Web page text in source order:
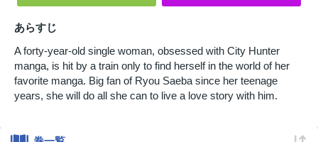
あらすじ
A forty-year-old single woman, obsessed with City Hunter
manga, is hit by a train only to find herself in the world of her
favorite manga. Big fan of Ryou Saeba since her teenage
years, she will do all she can to live a love story with him.